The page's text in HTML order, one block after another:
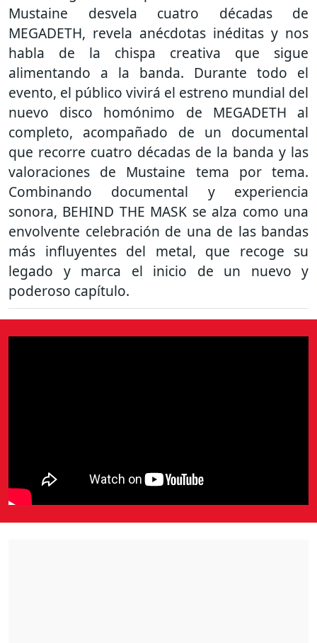
Mustaine desvela cuatro décadas de
MEGADETH, revela anécdotas inéditas y nos
habla de la chispa creativa que sigue
alimentando a la banda. Durante todo el
evento, el público vivirá el estreno mundial del
nuevo disco homónimo de MEGADETH al
completo, acompañado de un documental
que recorre cuatro décadas de la banda y las
valoraciones de Mustaine tema por tema.
Combinando documental y experiencia
sonora, BEHIND THE MASK se alza como una
envolvente celebración de una de las bandas
más influyentes del metal, que recoge su
legado y marca el inicio de un nuevo y
poderoso capítulo.